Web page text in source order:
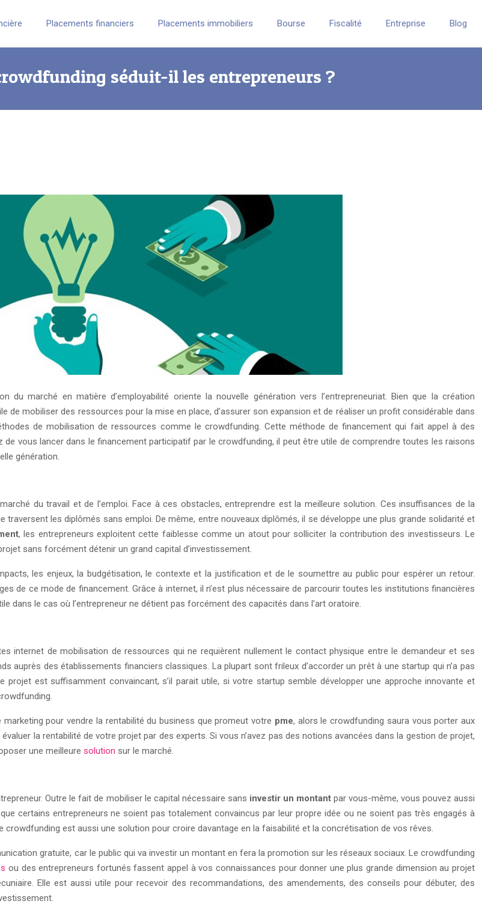
Placements financiers Placements immobiliers Bourse Fiscalité Entreprise Blog
séduit-il les entrepreneurs ?
marché en matière d’employabilité oriente la nouvelle génération vers l’entrepreneuriat. Bien que la création
de mobiliser des ressources pour la mise en place, d’assurer son expansion et de réaliser un profit considérable dans
de mobilisation de ressources comme le crowdfunding. Cette méthode de financement qui fait appel à des
vous lancer dans le financement participatif par le crowdfunding, il peut être utile de comprendre toutes les raisons
génération.
du travail et de l’emploi. Face à ces obstacles, entreprendre est la meilleure solution. Ces insuffisances de la
les diplômés sans emploi. De même, entre nouveaux diplômés, il se développe une plus grande solidarité et
, les entrepreneurs exploitent cette faiblesse comme un atout pour solliciter la contribution des investisseurs. Le
sans forcément détenir un grand capital d’investissement.
les enjeux, la budgétisation, le contexte et la justification et de le soumettre au public pour espérer un retour.
de ce mode de financement. Grâce à internet, il n’est plus nécessaire de parcourir toutes les institutions financières
dans le cas où l’entrepreneur ne détient pas forcément des capacités dans l’art oratoire.
internet de mobilisation de ressources qui ne requièrent nullement le contact physique entre le demandeur et ses
auprès des établissements financiers classiques. La plupart sont frileux d’accorder un prêt à une startup qui n’a pas
projet est suffisamment convaincant, s’il parait utile, si votre startup semble développer une approche innovante et
pour vendre la rentabilité du business que promeut votre pme, alors le crowdfunding saura vous porter aux
la rentabilité de votre projet par des experts. Si vous n’avez pas des notions avancées dans la gestion de projet,
une meilleure solution sur le marché.
Outre le fait de mobiliser le capital nécessaire sans investir un montantpar vous-même, vous pouvez aussi
certains entrepreneurs ne soient pas totalement convaincus par leur propre idée ou ne soient pas très engagés à
crowdfunding est aussi une solution pour croire davantage en la faisabilité et la concrétisation de vos rêves.
gratuite, car le public qui va investir un montant en fera la promotion sur les réseaux sociaux. Le crowdfunding
ou des entrepreneurs fortunés fassent appel à vos connaissances pour donner une plus grande dimension au projet
Elle est aussi utile pour recevoir des recommandations, des amendements, des conseils pour débuter, des